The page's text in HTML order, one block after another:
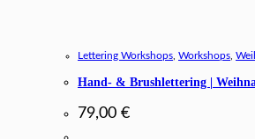
Lettering Workshops Workshops
Hand- & Brushlettering |
79,00 €